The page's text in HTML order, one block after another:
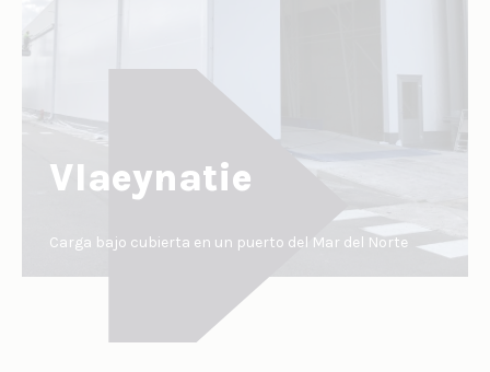
Vlaeynatie
Carga bajo cubierta en un puerto del Mar del Norte